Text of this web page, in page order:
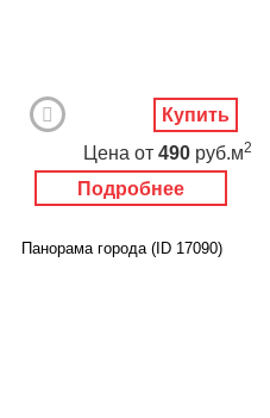
Подробнее
Цена от 490 руб.м2
Купить
Панорама города (ID 17090)